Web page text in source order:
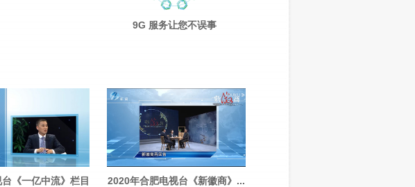
9G 服务让您不误事
《一亿中流》栏目 2020年合肥电视台《新徽商》...